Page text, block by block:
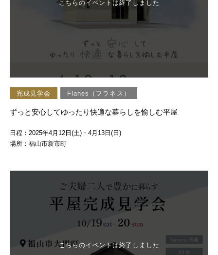
こちらのイベントは終了しました
完成見学会 Flanes（フラネス）
ずっと安心してゆったり快適な暮らしを愉しむ平屋
日程：2025年4月12日(土)・4月13日(日)
場所：福山市新市町
こちらのイベントは終了しました